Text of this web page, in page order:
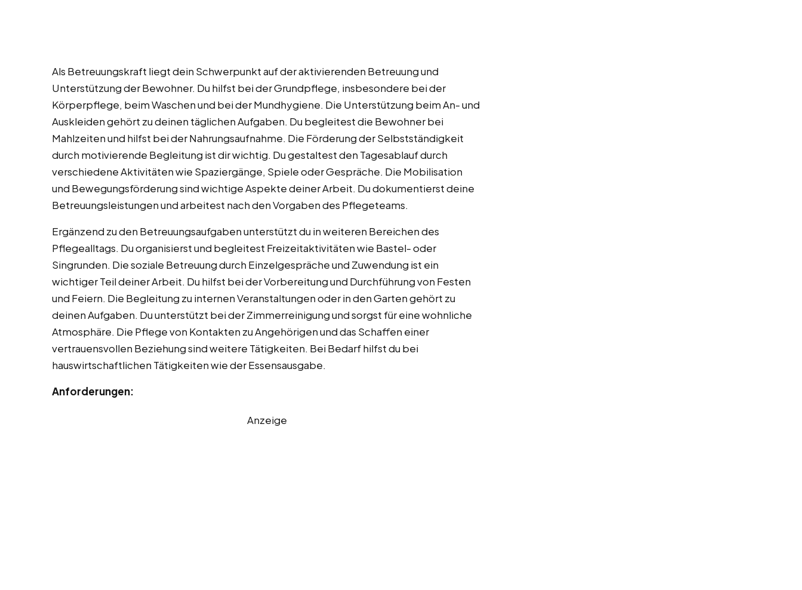
Als Betreuungskraft liegt dein Schwerpunkt auf der aktivierenden Betreuung und
Unterstützung der Bewohner. Du hilfst bei der Grundpflege, insbesondere bei der
Körperpflege, beim Waschen und bei der Mundhygiene. Die Unterstützung beim An- und
Auskleiden gehört zu deinen täglichen Aufgaben. Du begleitest die Bewohner bei
Mahlzeiten und hilfst bei der Nahrungsaufnahme. Die Förderung der Selbstständigkeit
durch motivierende Begleitung ist dir wichtig. Du gestaltest den Tagesablauf durch
verschiedene Aktivitäten wie Spaziergänge, Spiele oder Gespräche. Die Mobilisation
und Bewegungsförderung sind wichtige Aspekte deiner Arbeit. Du dokumentierst deine
Betreuungsleistungen und arbeitest nach den Vorgaben des Pflegeteams.
Ergänzend zu den Betreuungsaufgaben unterstützt du in weiteren Bereichen des
Pflegealltags. Du organisierst und begleitest Freizeitaktivitäten wie Bastel- oder
Singrunden. Die soziale Betreuung durch Einzelgespräche und Zuwendung ist ein
wichtiger Teil deiner Arbeit. Du hilfst bei der Vorbereitung und Durchführung von Festen
und Feiern. Die Begleitung zu internen Veranstaltungen oder in den Garten gehört zu
deinen Aufgaben. Du unterstützt bei der Zimmerreinigung und sorgst für eine wohnliche
Atmosphäre. Die Pflege von Kontakten zu Angehörigen und das Schaffen einer
vertrauensvollen Beziehung sind weitere Tätigkeiten. Bei Bedarf hilfst du bei
hauswirtschaftlichen Tätigkeiten wie der Essensausgabe.
Anforderungen:
Anzeige